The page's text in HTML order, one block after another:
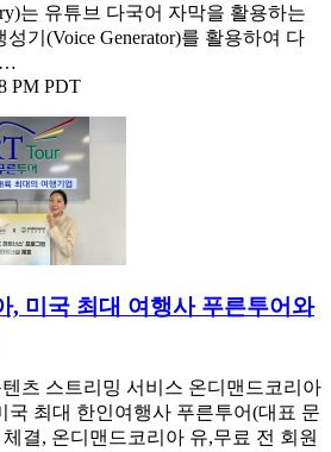
는 유튜브 다국어 자막을 활용하는
기(Voice Generator)를 활용하여 다
…
PM PDT
, 미국 최대 여행사 푸른투어와
츠 스트리밍 서비스 온디맨드코리아
국 최대 한인여행사 푸른투어(대표 문
결, 온디맨드코리아 유,무료 전 회원